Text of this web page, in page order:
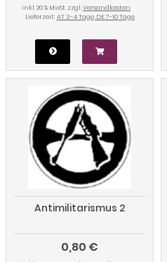
inkl. 20 % MwSt. zzgl.Versandkosten
Lieferzeit: AT 3-4 Tage, DE 7-10 Tage
Antimilitarismus 2
0,80 €